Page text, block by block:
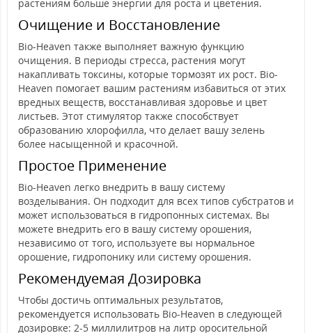
растениям больше энергии для роста и цветения.
Очищение и Восстановление
Bio-Heaven также выполняет важную функцию
очищения. В периоды стресса, растения могут
накапливать токсины, которые тормозят их рост. Bio-
Heaven помогает вашим растениям избавиться от этих
вредных веществ, восстанавливая здоровье и цвет
листьев. Этот стимулятор также способствует
образованию хлорофилла, что делает вашу зелень
более насыщенной и красочной.
Простое Применение
Bio-Heaven легко внедрить в вашу систему
возделывания. Он подходит для всех типов субстратов и
может использоваться в гидропонных системах. Вы
можете внедрить его в вашу систему орошения,
независимо от того, используете вы нормальное
орошение, гидропонику или систему орошения.
Рекомендуемая Дозировка
Чтобы достичь оптимальных результатов,
рекомендуется использовать Bio-Heaven в следующей
дозировке: 2-5 миллилитров на литр оросительной